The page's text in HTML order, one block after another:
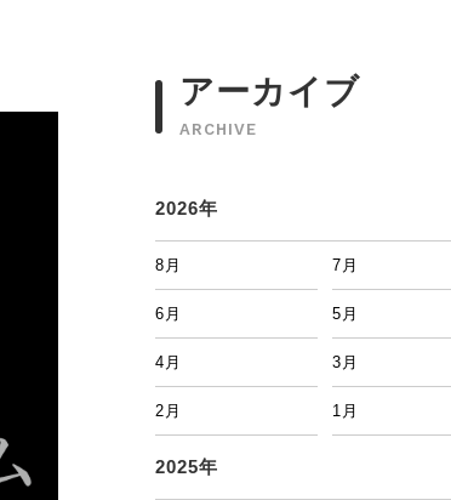
アーカイブ
ARCHIVE
2026年
8月 7月
6月 5月
4月 3月
2月 1月
2025年